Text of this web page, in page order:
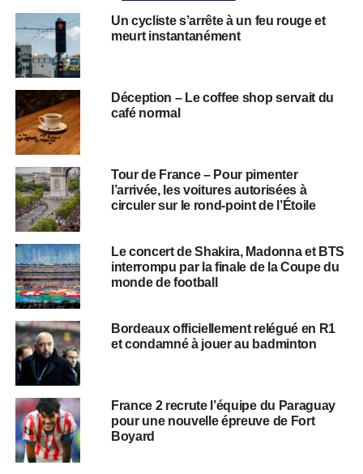
Un cycliste s’arrête à un feu rouge et
meurt instantanément
Déception – Le coffee shop servait du
café normal
Tour de France – Pour pimenter
l’arrivée, les voitures autorisées à
circuler sur le rond-point de l’Étoile
Le concert de Shakira, Madonna et BTS
interrompu par la finale de la Coupe du
monde de football
Bordeaux officiellement relégué en R1
et condamné à jouer au badminton
France 2 recrute l’équipe du Paraguay
pour une nouvelle épreuve de Fort
Boyard